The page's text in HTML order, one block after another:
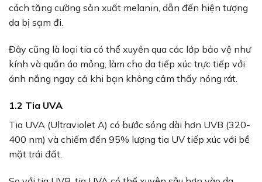
cách tăng cường sản xuất melanin, dẫn đến hiện tượng
da bị sạm đi.
Đây cũng là loại tia có thể xuyên qua các lớp bảo vệ như
kính và quần áo mỏng, làm cho da tiếp xúc trực tiếp với
ánh nắng ngay cả khi bạn không cảm thấy nóng rát.
1.2 Tia UVA
Tia UVA (Ultraviolet A) có bước sóng dài hơn UVB (320-
400 nm) và chiếm đến 95% lượng tia UV tiếp xúc với bề
mặt trái đất.